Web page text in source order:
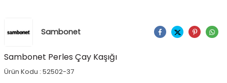
Sambonet Ürünü Paylaş
Sambonet Perles Çay Kaşığı
Ürün Kodu : 52502-37